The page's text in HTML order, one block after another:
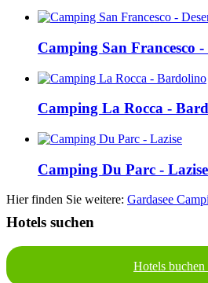
Camping San Francesco -
Camping La Rocca -
Camping Du Parc - Lazise
Hier finden Sie weitere: Gardasee
Hotels suchen
Hotels